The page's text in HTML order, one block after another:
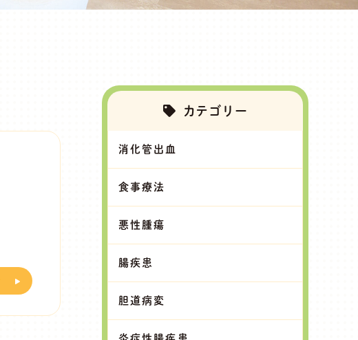
カテゴリー
消化管出血
食事療法
悪性腫瘍
腸疾患
胆道病変